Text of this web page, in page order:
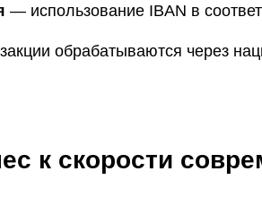
— использование IBAN в
обрабатываются через
к скорости